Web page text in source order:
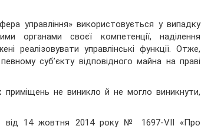
управління» використовується у випадку
органами своєї компетенції, наділення
реалізовувати управлінські функції. Отже,
суб’єкту відповідного майна на праві
приміщень не виникло й не могло виникнути,
від 14 жовтня 2014 року № 1697-VII «Про